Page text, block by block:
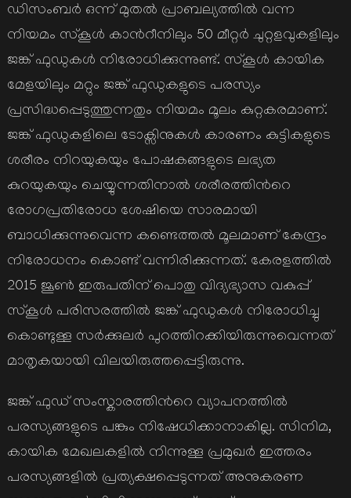
ഡിസംബര്‍ ഒന്ന് മുതല്‍ പ്രാബല്യത്തില്‍ വന്ന
നിയമം സ്കൂള്‍ കാന്‍റീനിലും 50 മീറ്റര്‍ ചുറ്റളവുകളിലും
ജങ്ക് ഫുഡുകള്‍ നിരോധിക്കുന്നുണ്ട്. സ്കൂള്‍ കായിക
മേളയിലും മറ്റും ജങ്ക് ഫുഡുകളുടെ പരസ്യം
പ്രസിദ്ധപ്പെടുത്തുന്നതും നിയമം മൂലം കുറ്റകരമാണ്.
ജങ്ക് ഫുഡുകളിലെ ടോക്സിനുകള്‍ കാരണം കുട്ടികളുടെ
ശരീരം നിറയുകയും പോഷകങ്ങളുടെ ലഭ്യത
കുറയുകയും ചെയ്യുന്നതിനാല്‍ ശരീരത്തിന്‍റെ
രോഗപ്രതിരോധ ശേഷിയെ സാരമായി
ബാധിക്കുന്നുവെന്ന കണ്ടെത്തല്‍ മൂലമാണ് കേന്ദ്രം
നിരോധനം കൊണ്ട് വന്നിരിക്കുന്നത്. കേരളത്തില്‍
2015 ജൂണ്‍ ഇരുപതിന് പൊതു വിദ്യഭ്യാസ വകുപ്പ്
സ്കൂള്‍ പരിസരത്തില്‍ ജങ്ക് ഫുഡുകള്‍ നിരോധിച്ചു
കൊണ്ടുള്ള സര്‍ക്കുലര്‍ പുറത്തിറക്കിയിരുന്നുവെന്നത്
മാതൃകയായി വിലയിരുത്തപ്പെട്ടിരുന്നു.
ജങ്ക് ഫുഡ് സംസ്കാരത്തിന്‍റെ വ്യാപനത്തില്‍
പരസ്യങ്ങളുടെ പങ്കും നിഷേധിക്കാനാകില്ല. സിനിമ,
കായിക മേഖലകളില്‍ നിന്നുള്ള പ്രമുഖര്‍ ഇത്തരം
പരസ്യങ്ങളില്‍ പ്രത്യക്ഷപ്പെടുന്നത് അനുകരണ